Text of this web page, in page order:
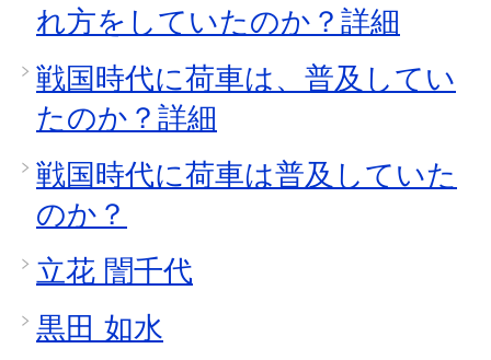
れ方をしていたのか？詳細
戦国時代に荷車は、普及してい
たのか？詳細
戦国時代に荷車は普及していた
のか？
立花 誾千代
黒田 如水